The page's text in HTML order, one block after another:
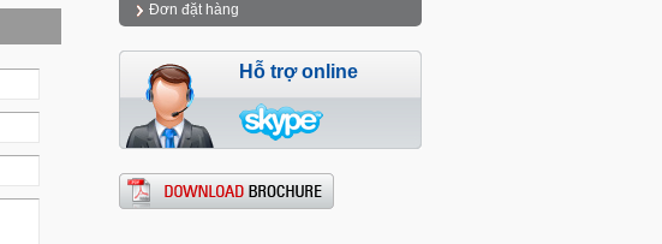
Đơn đặt hàng
Hỗ trợ online